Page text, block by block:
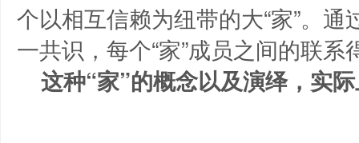
个以相互信赖为纽带的大“家”。通
一共识，每个“家”成员之间的联
这种“家”的概念以及演绎，实